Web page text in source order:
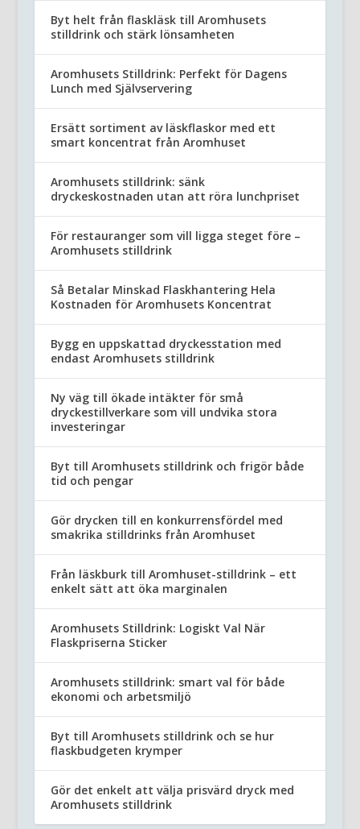
Byt helt från flaskläsk till Aromhusets
stilldrink och stärk lönsamheten
Aromhusets Stilldrink: Perfekt för Dagens
Lunch med Självservering
Ersätt sortiment av läskflaskor med ett
smart koncentrat från Aromhuset
Aromhusets stilldrink: sänk
dryckeskostnaden utan att röra lunchpriset
För restauranger som vill ligga steget före –
Aromhusets stilldrink
Så Betalar Minskad Flaskhantering Hela
Kostnaden för Aromhusets Koncentrat
Bygg en uppskattad dryckesstation med
endast Aromhusets stilldrink
Ny väg till ökade intäkter för små
dryckestillverkare som vill undvika stora
investeringar
Byt till Aromhusets stilldrink och frigör både
tid och pengar
Gör drycken till en konkurrensfördel med
smakrika stilldrinks från Aromhuset
Från läskburk till Aromhuset-stilldrink – ett
enkelt sätt att öka marginalen
Aromhusets Stilldrink: Logiskt Val När
Flaskpriserna Sticker
Aromhusets stilldrink: smart val för både
ekonomi och arbetsmiljö
Byt till Aromhusets stilldrink och se hur
flaskbudgeten krymper
Gör det enkelt att välja prisvärd dryck med
Aromhusets stilldrink